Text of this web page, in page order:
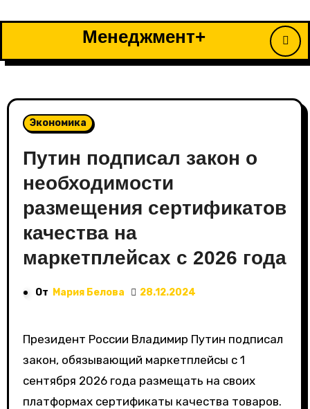
Менеджмент+
Экономика
Путин подписал закон о
необходимости
размещения сертификатов
качества на
маркетплейсах с 2026 года
От Мария Белова 28.12.2024
Президент России Владимир Путин подписал
закон, обязывающий маркетплейсы с 1
сентября 2026 года размещать на своих
платформах сертификаты качества товаров.